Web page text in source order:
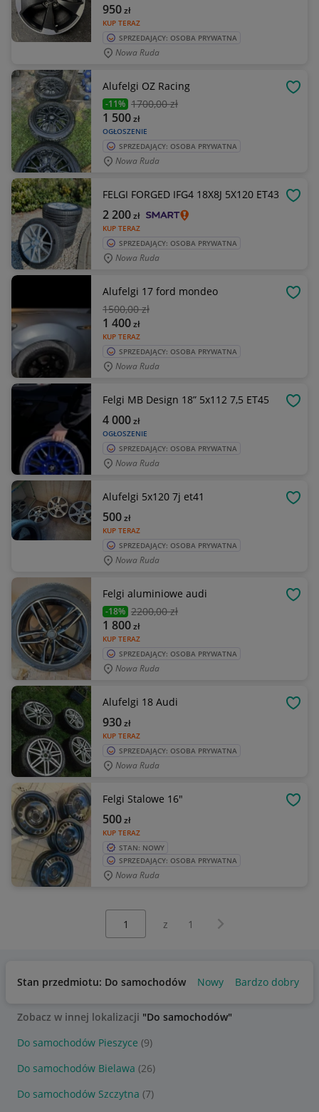
KUP TERAZ
950zł
SPRZEDAJĄCY: OSOBA PRYWATNA
Nowa Ruda
Alufelgi OZ Racing
-11% 1700,00 zł
OGŁOSZENIE
1 500zł
SPRZEDAJĄCY: OSOBA PRYWATNA
Nowa Ruda
FELGI FORGED IFG4 18X8J 5X120 ET43
KUP TERAZ
2 200zł
SPRZEDAJĄCY: OSOBA PRYWATNA
Nowa Ruda
Alufelgi 17 ford mondeo
1500,00 zł
KUP TERAZ
1 400zł
SPRZEDAJĄCY: OSOBA PRYWATNA
Nowa Ruda
Felgi MB Design 18” 5x112 7,5 ET45
OGŁOSZENIE
4 000zł
SPRZEDAJĄCY: OSOBA PRYWATNA
Nowa Ruda
Alufelgi 5x120 7j et41
KUP TERAZ
500zł
SPRZEDAJĄCY: OSOBA PRYWATNA
Nowa Ruda
Felgi aluminiowe audi
-18% 2200,00 zł
KUP TERAZ
1 800zł
SPRZEDAJĄCY: OSOBA PRYWATNA
Nowa Ruda
Alufelgi 18 Audi
KUP TERAZ
930zł
SPRZEDAJĄCY: OSOBA PRYWATNA
Nowa Ruda
Felgi Stalowe 16"
KUP TERAZ
500zł
STAN: NOWY
SPRZEDAJĄCY: OSOBA PRYWATNA
Nowa Ruda
z 1 Następna strona
Stan przedmiotu: Do samochodów Nowy Bardzo dobry
Zobacz w innej lokalizacji "Do samochodów"
Do samochodów Pieszyce (9)
Do samochodów Bielawa (26)
Do samochodów Szczytna (7)